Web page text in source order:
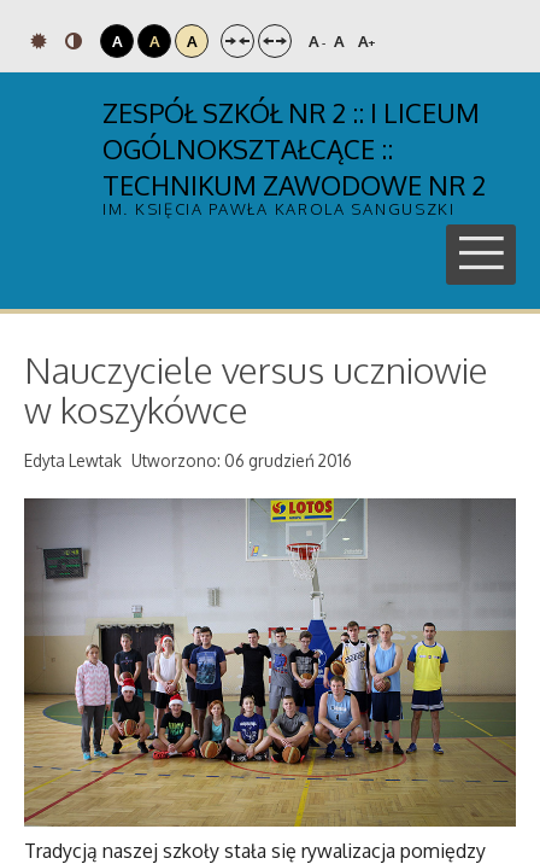
A A A A- A A+
ZESPÓŁ SZKÓŁ NR 2 :: I LICEUM
OGÓLNOKSZTAŁCĄCE ::
TECHNIKUM ZAWODOWE NR 2
IM. KSIĘCIA PAWŁA KAROLA SANGUSZKI
Nauczyciele versus uczniowie
w koszykówce
Edyta Lewtak Utworzono: 06 grudzień 2016
Tradycją naszej szkoły stała się rywalizacja pomiędzy